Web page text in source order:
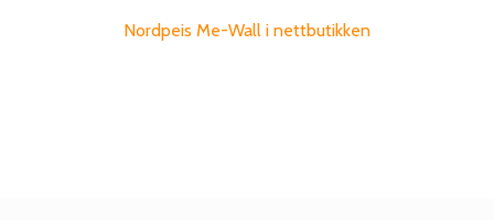
Nordpeis Me-Wall i nettbutikken